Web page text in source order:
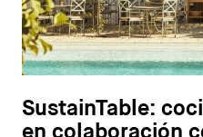
SustainTable:
en colaboración